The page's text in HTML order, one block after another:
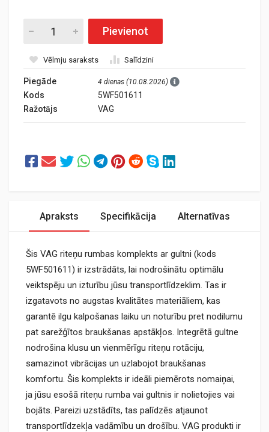
Pievienot
Vēlmju saraksts Salīdzini
Piegāde 4 dienas (10.08.2026)
Kods
5WF501611
Ražotājs
VAG
Apraksts Specifikācija Alternatīvas
Šis VAG riteņu rumbas komplekts ar gultni (kods
5WF501611) ir izstrādāts, lai nodrošinātu optimālu
veiktspēju un izturību jūsu transportlīdzeklim. Tas ir
izgatavots no augstas kvalitātes materiāliem, kas
garantē ilgu kalpošanas laiku un noturību pret nodilumu
pat sarežģītos braukšanas apstākļos. Integrētā gultne
nodrošina klusu un vienmērīgu riteņu rotāciju,
samazinot vibrācijas un uzlabojot braukšanas
komfortu. Šis komplekts ir ideāli piemērots nomaiņai,
ja jūsu esošā riteņu rumba vai gultnis ir nolietojies vai
bojāts. Pareizi uzstādīts, tas palīdzēs atjaunot
transportlīdzekļa vadāmību un drošību. VAG produkti ir